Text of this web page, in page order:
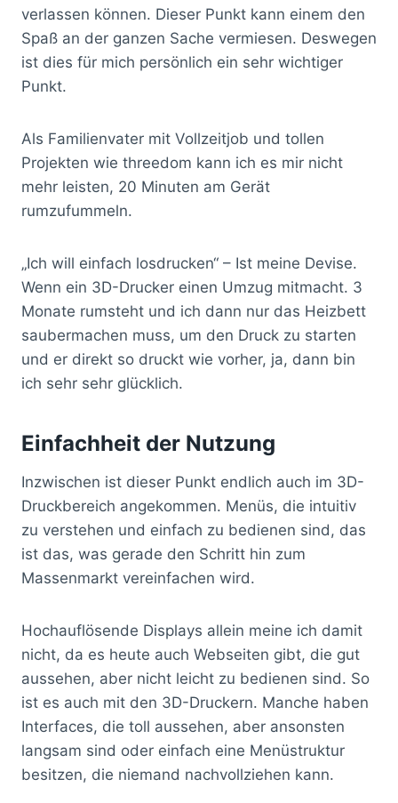
verlassen können. Dieser Punkt kann einem den
Spaß an der ganzen Sache vermiesen. Deswegen
ist dies für mich persönlich ein sehr wichtiger
Punkt.
Als Familienvater mit Vollzeitjob und tollen
Projekten wie threedom kann ich es mir nicht
mehr leisten, 20 Minuten am Gerät
rumzufummeln.
„Ich will einfach losdrucken“ – Ist meine Devise.
Wenn ein 3D-Drucker einen Umzug mitmacht. 3
Monate rumsteht und ich dann nur das Heizbett
saubermachen muss, um den Druck zu starten
und er direkt so druckt wie vorher, ja, dann bin
ich sehr sehr glücklich.
Einfachheit der Nutzung
Inzwischen ist dieser Punkt endlich auch im 3D-
Druckbereich angekommen. Menüs, die intuitiv
zu verstehen und einfach zu bedienen sind, das
ist das, was gerade den Schritt hin zum
Massenmarkt vereinfachen wird.
Hochauflösende Displays allein meine ich damit
nicht, da es heute auch Webseiten gibt, die gut
aussehen, aber nicht leicht zu bedienen sind. So
ist es auch mit den 3D-Druckern. Manche haben
Interfaces, die toll aussehen, aber ansonsten
langsam sind oder einfach eine Menüstruktur
besitzen, die niemand nachvollziehen kann.